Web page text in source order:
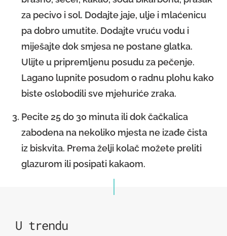
za pecivo i sol. Dodajte jaje, ulje i mlaćenicu
pa dobro umutite. Dodajte vruću vodu i
miješajte dok smjesa ne postane glatka.
Ulijte u pripremljenu posudu za pečenje.
Lagano lupnite posudom o radnu plohu kako
biste oslobodili sve mjehuriće zraka.
Pecite 25 do 30 minuta ili dok čačkalica
zabodena na nekoliko mjesta ne izađe čista
iz biskvita. Prema želji kolač možete preliti
glazurom ili posipati kakaom.
U trendu